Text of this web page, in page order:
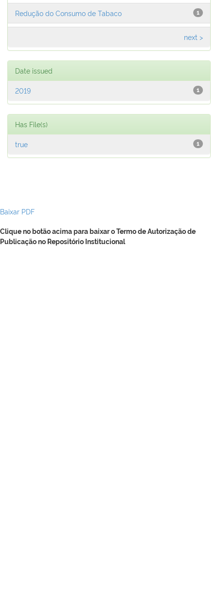
1
Redução do Consumo de Tabaco
next >
Date issued
1
2019
Has File(s)
1
true
Baixar PDF
Clique no botão acima para baixar o Termo de Autorização de
Publicação no Repositório Institucional